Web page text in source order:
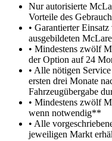
Nur autorisierte
Vorteile des
• Garantierter
ausgebildeten
• Mindestens zwölf
der Option auf 24
• Alle nötigen
ersten drei Monate
Fahrzeugübergabe
• Mindestens zwölf
wenn notwendig**
• Alle
jeweiligen Markt